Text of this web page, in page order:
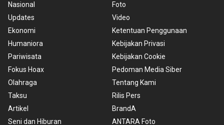
Nasional
Updates
Ekonomi
Humaniora
Pariwisata
Fokus Hoax
Olahraga
Taksu
Artikel
Seni dan Hiburan
Foto
Video
Ketentuan Penggunaan
Kebijakan Privasi
Kebijakan Cookie
Pedoman Media Siber
Tentang Kami
Rilis Pers
BrandA
ANTARA Foto